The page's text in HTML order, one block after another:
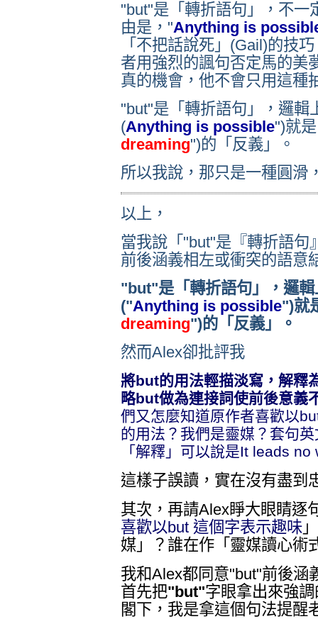
"but"是「轉折語句」，不一
由是，"Anything is
「不把話說死」(Gail)的技
者用強烈的諷句否定馬的美
真的機會，他不會只用這種
"but"是「轉折語句」，邏輯
(Anything is possible")就
dreaming")的「反義」。
所以我說，那只是一種圓滑
以上，
當我說「"but"是『轉折語句
前後涵義相左或衝突的語意
"but"是「轉折語句」，邏
("Anything is possible")就
dreaming")的「反義」。
然而Alex卻批評我
將but的用法輕描淡寫，解釋
略but做為連接詞使前後意義
們又怎麼知道原作者喜歡以
的用法？我們是靈媒？套句
「解釋」可以說是It leads no
這樣子誤讀，實在沒有盡到
其次，再請Alex睜大眼睛逐
喜歡以but 這個字表示趣味
媒」？誰在作「靈媒讀心術
我和Alex都同意"but"前後涵
首先把"but"字眼拿出來強
閣下，我是拿這個句法提醒